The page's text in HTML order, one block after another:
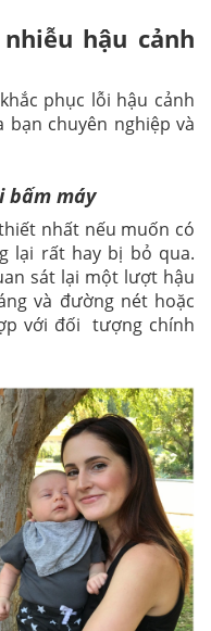
hậu cảnh
phục lỗi hậu cảnh
bạn chuyên nghiệp và
bấm máy
nhất nếu muốn có
lại rất hay bị bỏ qua.
sát lại một lượt hậu
và đường nét hoặc
với đối tượng chính